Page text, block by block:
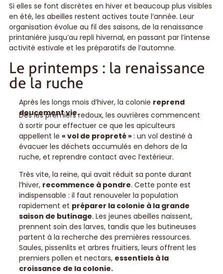
Si elles se font discrètes en hiver et beaucoup plus visibles
en été, les abeilles restent actives toute l’année. Leur
organisation évolue au fil des saisons, de la renaissance
printanière jusqu’au repli hivernal, en passant par l’intense
activité estivale et les préparatifs de l’automne.
Le printemps : la renaissance
de la ruche
Après les longs mois d’hiver, la colonie reprend
doucement vie.
Dès les premiers redoux, les ouvrières commencent
à sortir pour effectuer ce que les apiculteurs
appellent le « vol de propreté »: un vol destiné à
évacuer les déchets accumulés en dehors de la
ruche, et reprendre contact avec l’extérieur.
Très vite, la reine, qui avait réduit sa ponte durant
l’hiver, recommence à pondre. Cette ponte est
indispensable : il faut renouveler la population
rapidement et préparer la colonie à la grande
saison de butinage. Les jeunes abeilles naissent,
prennent soin des larves, tandis que les butineuses
partent à la recherche des premières ressources.
Saules, pissenlits et arbres fruitiers, leurs offrent les
premiers pollen et nectars, essentiels à la
croissance de la colonie.